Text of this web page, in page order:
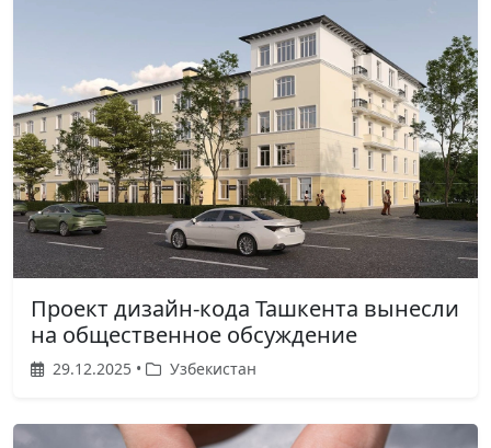
Проект дизайн-кода Ташкента вынесли
на общественное обсуждение
29.12.2025 • Узбекистан